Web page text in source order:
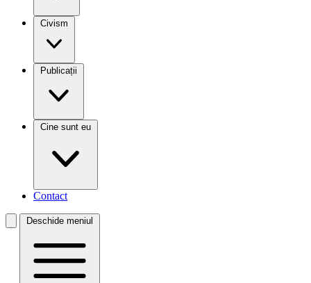
Civism
Publicații
Cine sunt eu
Contact
Deschide meniul